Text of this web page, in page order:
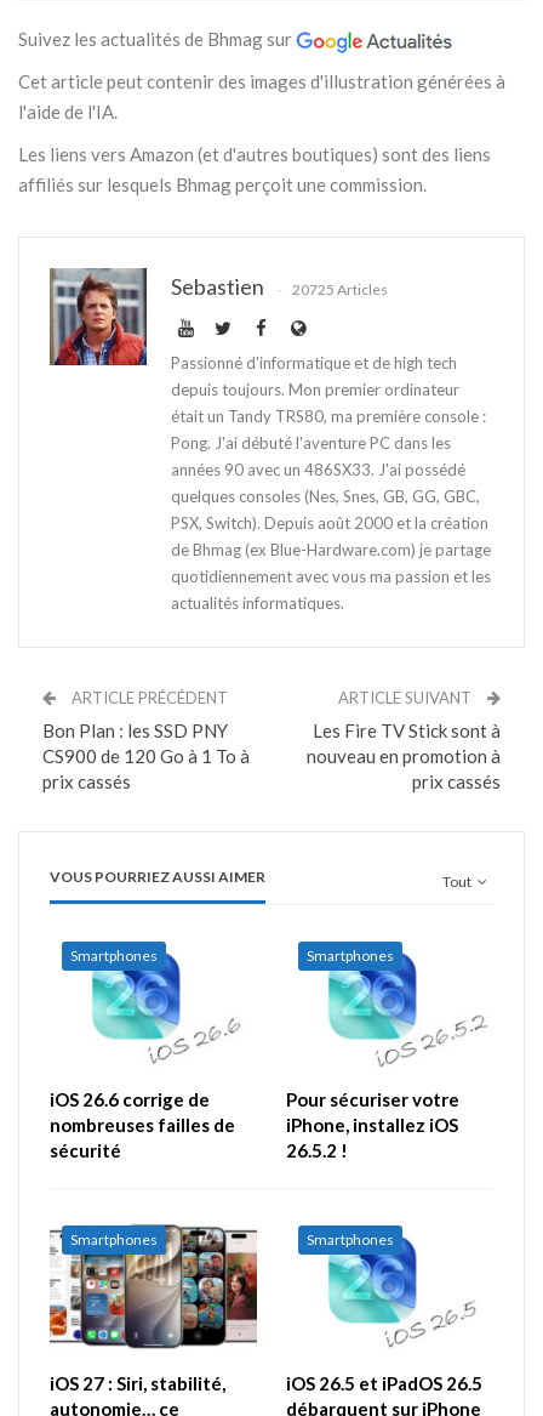
Suivez les actualités de Bhmag sur
Cet article peut contenir des images d'illustration générées à
l'aide de l'IA.
Les liens vers Amazon (et d'autres boutiques) sont des liens
affiliés sur lesquels Bhmag perçoit une commission.
Sebastien 20725 Articles
Passionné d'informatique et de high tech
depuis toujours. Mon premier ordinateur
était un Tandy TRS80, ma première console :
Pong. J'ai débuté l'aventure PC dans les
années 90 avec un 486SX33. J'ai possédé
quelques consoles (Nes, Snes, GB, GG, GBC,
PSX, Switch). Depuis août 2000 et la création
de Bhmag (ex Blue-Hardware.com) je partage
quotidiennement avec vous ma passion et les
actualités informatiques.
ARTICLE PRÉCÉDENT
Bon Plan : les SSD PNY
CS900 de 120 Go à 1 To à
prix cassés
ARTICLE SUIVANT
Les Fire TV Stick sont à
nouveau en promotion à
prix cassés
Tout
VOUS POURRIEZ AUSSI AIMER
Smartphones
iOS 26.6 corrige de
nombreuses failles de
sécurité
Smartphones
Pour sécuriser votre
iPhone, installez iOS
26.5.2 !
Smartphones
iOS 27 : Siri, stabilité,
autonomie… ce
Smartphones
iOS 26.5 et iPadOS 26.5
débarquent sur iPhone